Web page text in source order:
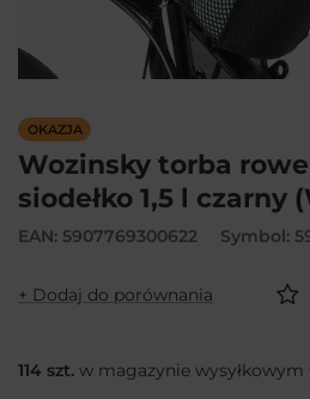
OKAZJA
Wozinsky torba
siodełko 1,5 l czarny
EAN: 5907769300622 Symbol:
+ Dodaj do porównania
114 szt. w magazynie wysyłkowym